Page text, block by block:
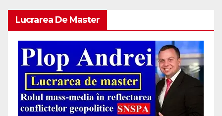
Lucrarea De Master